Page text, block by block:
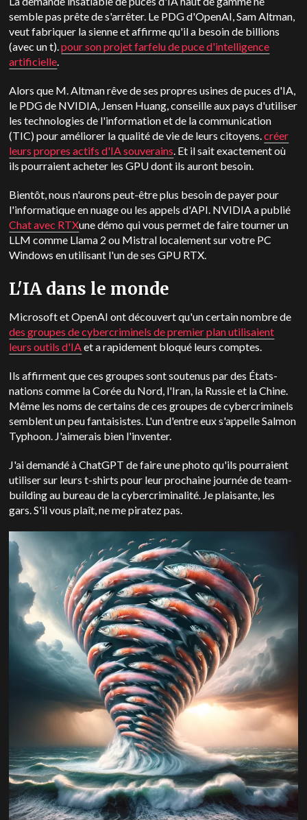
semble pas prête de s'arrêter. Le PDG d'OpenAI, Sam Altman,
veut fabriquer la sienne et affirme qu'il a besoin de billions
(avec un t).pour son projet farfelu de puce d'intelligence
artificielle.
Alors que M. Altman rêve de ses propres usines de puces d'IA,
le PDG de NVIDIA, Jensen Huang, conseille aux pays d'utiliser
les technologies de l'information et de la communication
(TIC) pour améliorer la qualité de vie de leurs citoyens.créer
leurs propres actifs d'IA souverains. Et il sait exactement où
ils pourraient acheter les GPU dont ils auront besoin.
Bientôt, nous n'aurons peut-être plus besoin de payer pour
l'informatique en nuage ou les appels d'API. NVIDIA a publié
Chat avec RTXune démo qui vous permet de faire tourner un
LLM comme Llama 2 ou Mistral localement sur votre PC
Windows en utilisant l'un de ses GPU RTX.
L'IA dans le monde
Microsoft et OpenAI ont découvert qu'un certain nombre de
des groupes de cybercriminels de premier plan utilisaient
leurs outils d'IAet a rapidement bloqué leurs comptes.
Ils affirment que ces groupes sont soutenus par des États-
nations comme la Corée du Nord, l'Iran, la Russie et la Chine.
Même les noms de certains de ces groupes de cybercriminels
semblent un peu fantaisistes. L'un d'entre eux s'appelle Salmon
Typhoon. J'aimerais bien l'inventer.
J'ai demandé à ChatGPT de faire une photo qu'ils pourraient
utiliser sur leurs t-shirts pour leur prochaine journée de team-
building au bureau de la cybercriminalité. Je plaisante, les
gars. S'il vous plaît, ne me piratez pas.